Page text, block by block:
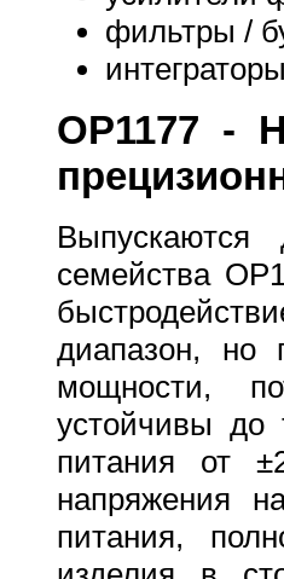
фильтры /
ОР1177 -
семейства
диапазон, но
мощности,
устойчивы до
питания от
напряжения
питания,